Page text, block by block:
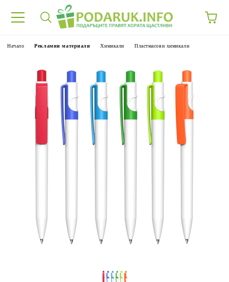
Начало Рекламни материали Химикали Пластмасови химикали